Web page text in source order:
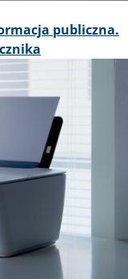
publiczna.